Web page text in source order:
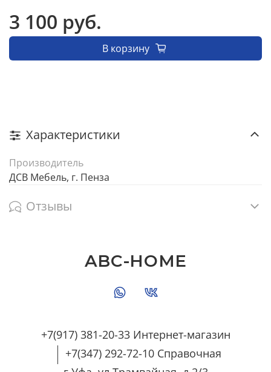
3 100 руб.
В корзину
Характеристики
Производитель
ДСВ Мебель, г. Пенза
Отзывы
+7(917) 381-20-33 Интернет-магазин
+7(347) 292-72-10 Справочная
ABC-HOME